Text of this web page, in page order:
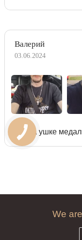
Валерий
03.06.2024
Узор на ушке
We